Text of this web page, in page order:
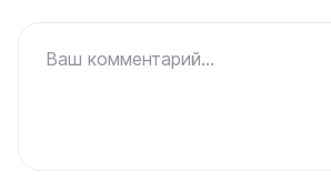
Ваш комментарий...